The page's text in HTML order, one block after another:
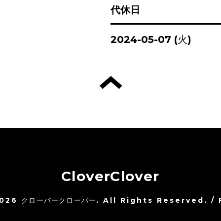
代休日
2024-05-07 (火)
CloverClover
クローバークローバー. All Rights Reserved. /